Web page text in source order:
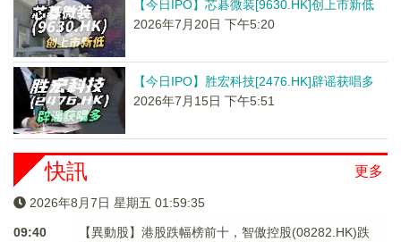
【今日IPO】芯碁微装[9630.HK]创上市新低
2026年7月20日 下午5:20
【今日IPO】胜宏科技[2476.HK]辟谣获唱多
2026年7月15日 下午5:51
更多
快訊
2026年8月7日 星期五 01:59:36
09:40
【異動股】港股跌幅榜前十，智傲控股(08282.HK)跌